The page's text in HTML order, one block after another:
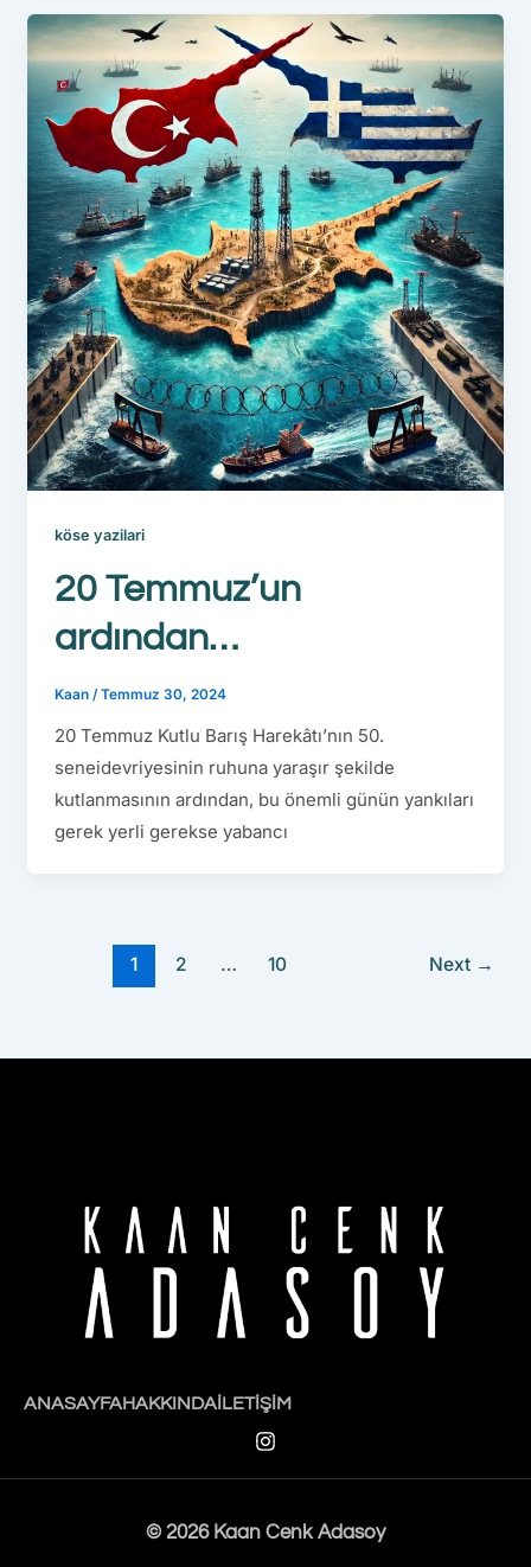
köse yazilari
20 Temmuz’un
ardından…
Kaan /Temmuz 30, 2024
20 Temmuz Kutlu Barış Harekâtı’nın 50.
seneidevriyesinin ruhuna yaraşır şekilde
kutlanmasının ardından, bu önemli günün yankıları
gerek yerli gerekse yabancı
1 2 … 10 Next →
ANASAYFAHAKKINDAİLETIŞIM
I
n
g
© 2026 Kaan Cenk Adasoy